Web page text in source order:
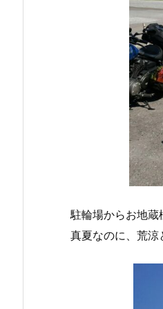
駐輪場からお地蔵
真夏なのに、荒